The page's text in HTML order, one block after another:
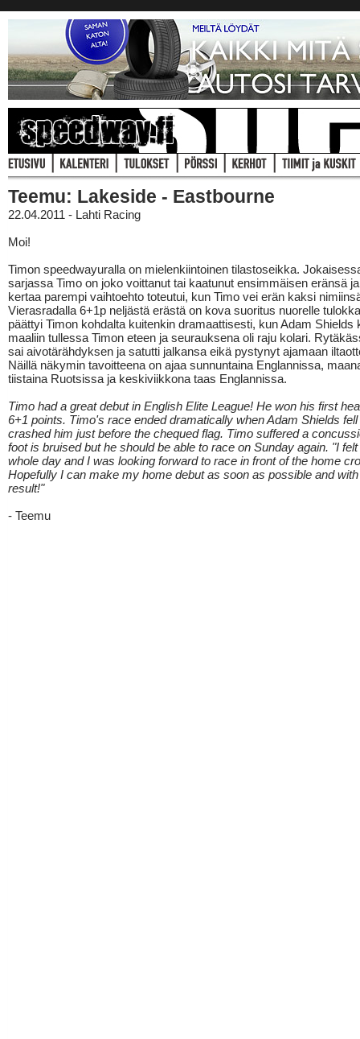
Teemu: Lakeside - Eastbourne
22.04.2011 - Lahti Racing
Moi!
Timon speedwayuralla on mielenkiintoinen tilastoseikka.
sarjassa Timo on joko voittanut tai kaatunut ensimmäisen eränsä
kertaa parempi vaihtoehto toteutui, kun Timo vei erän kaksi
Vierasradalla 6+1p neljästä erästä on kova suoritus nuorelle
päättyi Timon kohdalta kuitenkin dramaattisesti, kun Adam Shields
maaliin tullessa Timon eteen ja seurauksena oli raju kolari.
sai aivotärähdyksen ja satutti jalkansa eikä pystynyt ajamaan
Näillä näkymin tavoitteena on ajaa sunnuntaina Englannissa,
tiistaina Ruotsissa ja keskiviikkona taas Englannissa.
Timo had a great debut in English Elite League! He won his first
6+1 points. Timo's race ended dramatically when Adam Shields
crashed him just before the chequed flag. Timo suffered a
foot is bruised but he should be able to race on Sunday again. "I
whole day and I was looking forward to race in front of the home
Hopefully I can make my home debut as soon as possible and
result!"
- Teemu